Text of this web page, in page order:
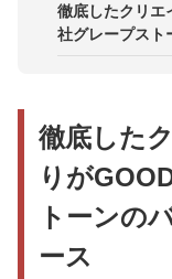
徹底したクリエ
社グレープスト
GOOD
GOOD
かしてブ
徹底した
りが
トーンの
ース